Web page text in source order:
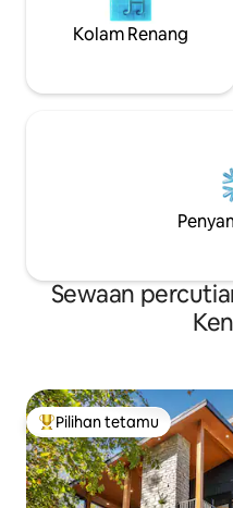
Kolam Renang
Sewaan
Pilihan utama tetamu
Pilihan tetamu